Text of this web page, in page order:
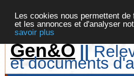
Les cookies nous permettent
et les annonces et d'analyser
savoir plus
Gen&O ||
et documents